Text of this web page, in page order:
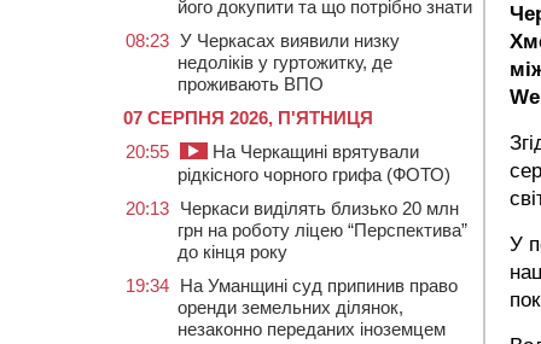
У
його докупити та що потрібно знати
08:23 У Черкасах виявили низку
недоліків у гуртожитку, де
проживають ВПО
07 СЕРПНЯ 2026, П'ЯТНИЦЯ
20:55
На Черкащині врятували
рідкісного чорного грифа (ФОТО)
20:13 Черкаси виділять близько 20 млн
грн на роботу ліцею “Перспектива”
до кінця року
19:34 На Уманщині суд припинив право
оренди земельних ділянок,
незаконно переданих іноземцем